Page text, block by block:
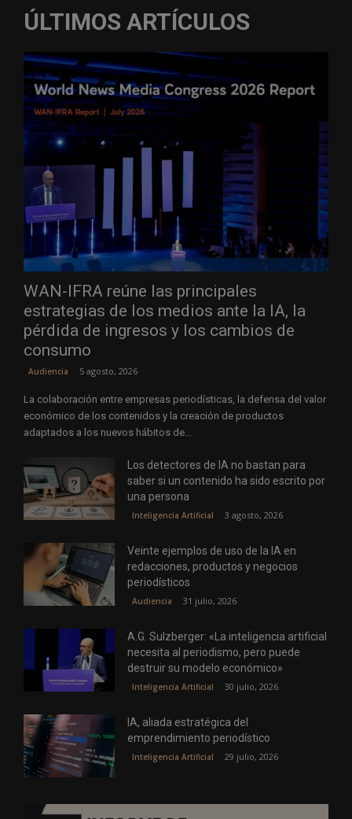
ÚLTIMOS ARTÍCULOS
WAN-IFRA reúne las principales
estrategias de los medios ante la IA, la
pérdida de ingresos y los cambios de
consumo
Audiencia 5 agosto, 2026
La colaboración entre empresas periodísticas, la defensa del valor
económico de los contenidos y la creación de productos
adaptados a los nuevos hábitos de...
Los detectores de IA no bastan para
saber si un contenido ha sido escrito por
una persona
Inteligencia Artificial 3 agosto, 2026
Veinte ejemplos de uso de la IA en
redacciones, productos y negocios
periodísticos
Audiencia 31 julio, 2026
A.G. Sulzberger: «La inteligencia artificial
necesita al periodismo, pero puede
destruir su modelo económico»
Inteligencia Artificial 30 julio, 2026
IA, aliada estratégica del
emprendimiento periodístico
Inteligencia Artificial 29 julio, 2026